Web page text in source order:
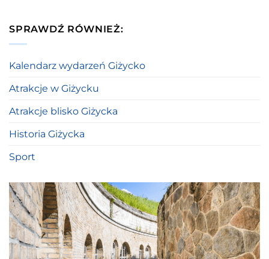
SPRAWDŹ RÓWNIEŻ:
Kalendarz wydarzeń Giżycko
Atrakcje w Giżycku
Atrakcje blisko Giżycka
Historia Giżycka
Sport